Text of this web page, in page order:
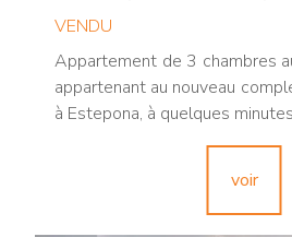
VENDU
Appartement de 3 chambres
appartenant au nouveau
à Estepona, à quelques
voir